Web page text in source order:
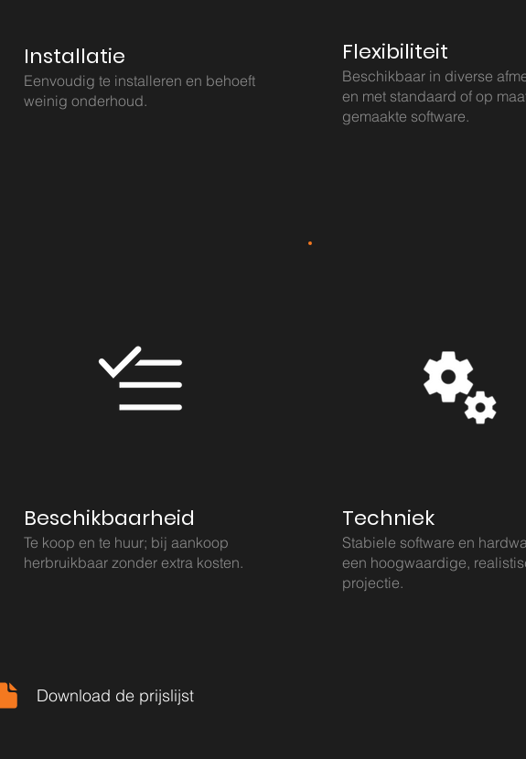
Installatie
Eenvoudig te installeren en behoeft
weinig onderhoud.
Flexibiliteit
Beschikbaar in diverse
en met standaard of op
gemaakte software.
Beschikbaarheid
Te koop en te huur; bij aankoop
herbruikbaar zonder extra kosten.
Techniek
Stabiele software en
een hoogwaardige,
projectie.
Download de prijslijst